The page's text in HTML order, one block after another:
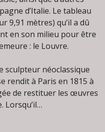
d’Italie. Le tableau
9,91 mètres) qu’il a dû
en son milieu pour être
: le Louvre.
sculpteur néoclassique
rendit à Paris en 1815 à
de restituer les œuvres
Lorsqu’il…